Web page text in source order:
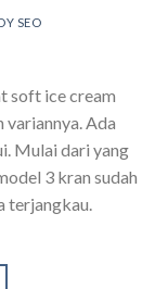
SEO
soft ice cream
variannya. Ada
Mulai dari yang
3 kran sudah
terjangkau.